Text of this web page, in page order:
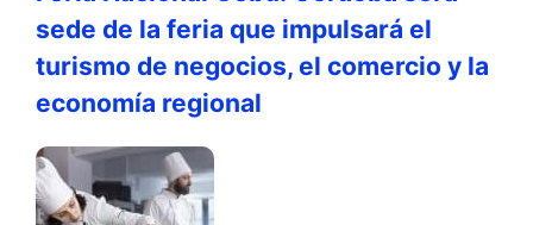
sede de la feria que impulsará el
turismo de negocios, el comercio y la
economía regional